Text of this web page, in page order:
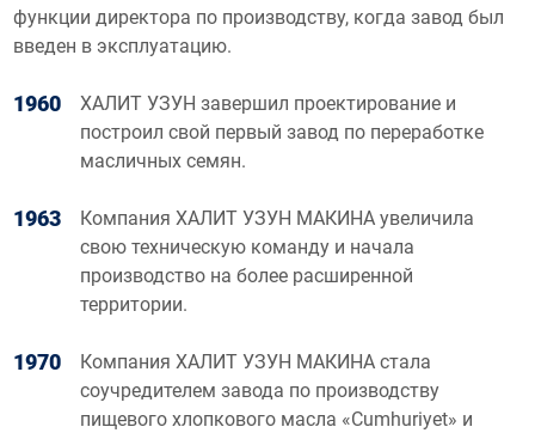
функции директора по производству, когда завод был
введен в эксплуатацию.
1960
ХАЛИТ УЗУН завершил проектирование и
построил свой первый завод по переработке
масличных семян.
1963
Компания ХАЛИТ УЗУН МАКИНА увеличила
свою техническую команду и начала
производство на более расширенной
территории.
1970
Компания ХАЛИТ УЗУН МАКИНА стала
соучредителем завода по производству
пищевого хлопкового масла «Cumhuriyet» и